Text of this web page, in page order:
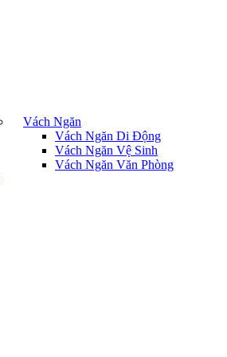
Vách Ngăn
Vách Ngăn Di Động
Vách Ngăn Vệ Sinh
Vách Ngăn Văn Phòng